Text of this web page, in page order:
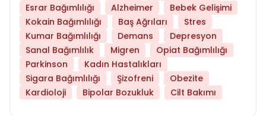
Esrar Bağımlılığı
Alzheimer
Bebek Gelişimi
Kokain Bağımlılığı
Baş Ağrıları
Stres
Kumar Bağımlılığı
Demans
Depresyon
Sanal Bağımlılık
Migren
Opiat Bağımlılığı
Parkinson
Kadın Hastalıkları
Sigara Bağımlılığı
Şizofreni
Obezite
Kardioloji
Bipolar Bozukluk Cilt Bakımı